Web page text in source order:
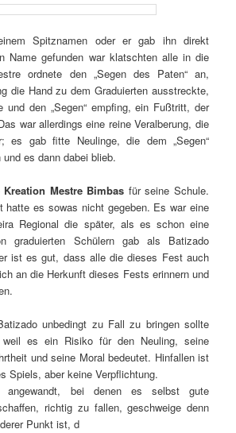
Spitznamen oder er gab ihn direkt
Name gefunden war klatschten alle in die
ordnete den „Segen des Paten“ an,
die Hand zu dem Graduierten ausstreckte,
und den „Segen“ empfing, ein Fußtritt, der
war allerdings eine reine Veralberung, die
es gab fitte Neulinge, die dem „Segen“
es dann dabei blieb.
Kreation Mestre Bimbas für seine Schule.
hatte es sowas nicht gegeben. Es war eine
Regional die später, als es schon eine
graduierten Schülern gab als Batizado
ist es gut, dass alle die dieses Fest auch
an die Herkunft dieses Fests erinnern und
unbedingt zu Fall zu bringen sollte
weil es ein Risiko für den Neuling, seine
und seine Moral bedeutet. Hinfallen ist
Spiels, aber keine Verpflichtung.
angewandt, bei denen es selbst gute
richtig zu fallen, geschweige denn
Punkt ist, d